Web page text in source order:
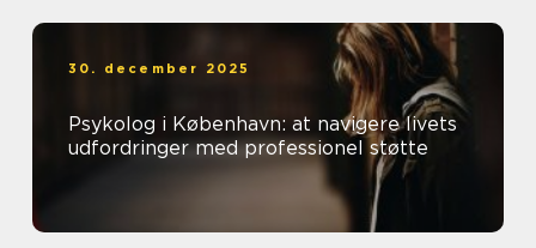
30. december 2025
Psykolog i København: at navigere livets
udfordringer med professionel støtte